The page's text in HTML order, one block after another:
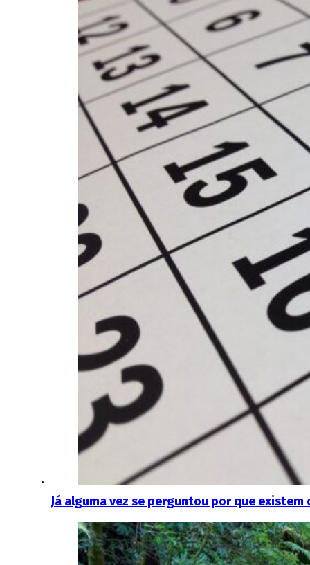
Já alguma vez se perguntou por que existem